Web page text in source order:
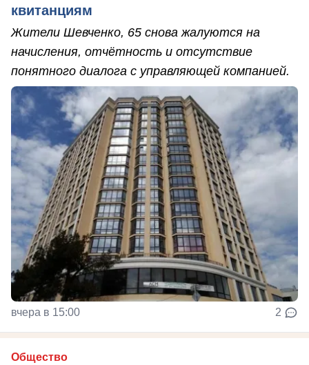
квитанциям
Жители Шевченко, 65 снова жалуются на
начисления, отчётность и отсутствие
понятного диалога с управляющей компанией.
вчера в 15:00 2
Общество